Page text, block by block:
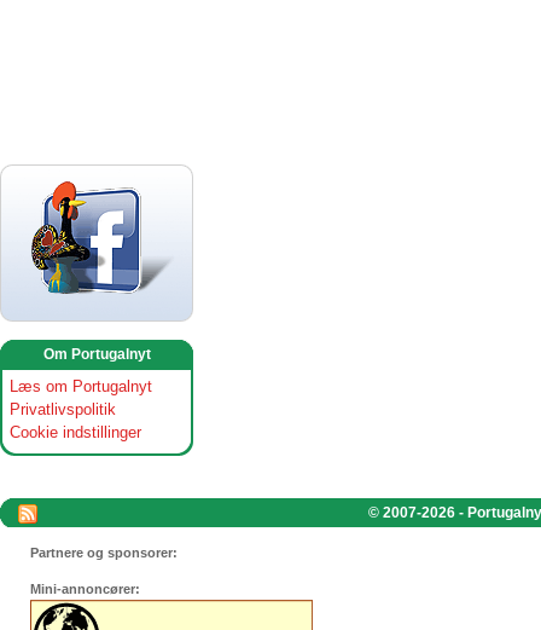
Om Portugalnyt
Læs om Portugalnyt
Privatlivspolitik
Cookie indstillinger
© 2007-2026 -
Partnere og sponsorer:
Mini-annoncører: